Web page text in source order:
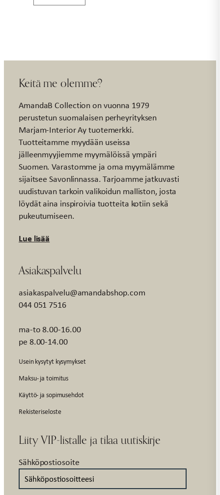
Keitä me olemme?
AmandaB Collection on vuonna 1979
perustetun suomalaisen perheyrityksen
Marjam-Interior Ay tuotemerkki.
Tuotteitamme myydään useissa
jälleenmyyjiemme myymälöissä ympäri
Suomen. Varastomme ja oma myymälämme
sijaitsee Savonlinnassa. Tarjoamme jatkuvasti
uudistuvan tarkoin valikoidun malliston, josta
löydät aina inspiroivia tuotteita kotiin sekä
pukeutumiseen.
Lue lisää
Asiakaspalvelu
asiakaspalvelu@amandabshop.com
044 051 7516
ma-to 8.00-16.00
pe 8.00-14.00
Usein kysytyt kysymykset
Maksu- ja toimitus
Käyttö- ja sopimusehdot
Rekisteriseloste
Liity VIP-listalle ja tilaa uutiskirje
Sähköpostiosoite